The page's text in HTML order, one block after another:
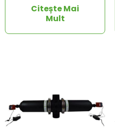
Citește Mai
Mult